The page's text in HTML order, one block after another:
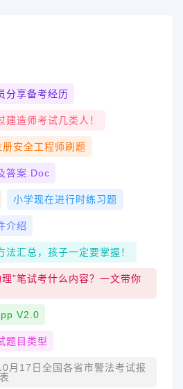
分享备考经历
造师考试几类人！
册安全工程师刷题
答案.doc
小学现在进行时练习题
介绍
汇总，孩子一定要掌握！
”笔试考什么内容？一文带你
V2.0
题目类型
月17日全国各省市警法考试报